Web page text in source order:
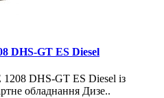
DHS-GT ES Diesel
1208 DHS-GT ES Diesel із
обладнання Дизе..